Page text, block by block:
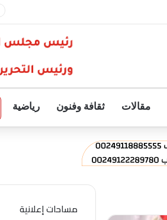
مقالات ثقافة وفنون رياضية
مساحات إعلانية